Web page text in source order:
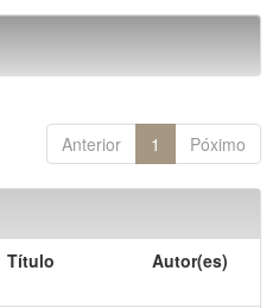
Anterior 1 Póximo
Título Autor(es)